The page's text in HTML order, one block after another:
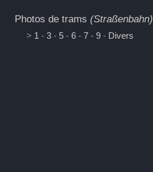
Photos de trams (Straßenbahn)
> 1 - 3 - 5 - 6 - 7 - 9 - Divers